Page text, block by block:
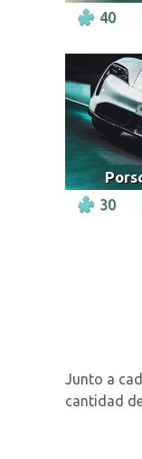
40
30
Junto a
cantidad